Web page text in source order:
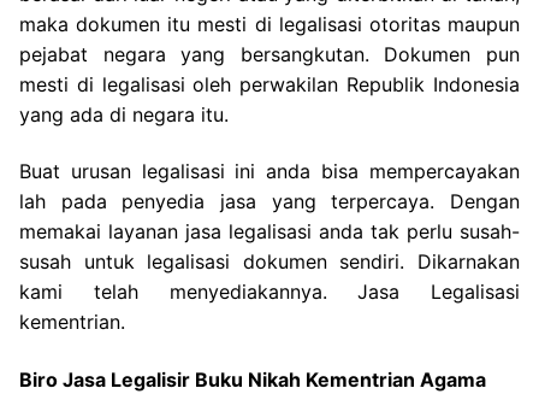
maka dokumen itu mesti di legalisasi otoritas maupun
pejabat negara yang bersangkutan. Dokumen pun
mesti di legalisasi oleh perwakilan Republik Indonesia
yang ada di negara itu.
Buat urusan legalisasi ini anda bisa mempercayakan
lah pada penyedia jasa yang terpercaya. Dengan
memakai layanan jasa legalisasi anda tak perlu susah-
susah untuk legalisasi dokumen sendiri. Dikarnakan
kami telah menyediakannya. Jasa Legalisasi
kementrian.
Biro Jasa Legalisir Buku Nikah Kementrian Agama